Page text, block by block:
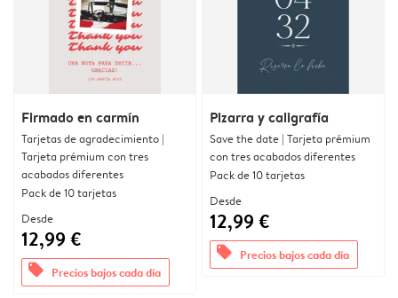
Firmado en carmín
Tarjetas de agradecimiento |
Tarjeta prémium con tres
acabados diferentes
Pack de 10 tarjetas
Desde
12,99 €
offers Precios bajos cada día
Pizarra y caligrafía
Save the date | Tarjeta prémium
con tres acabados diferentes
Pack de 10 tarjetas
Desde
12,99 €
offers Precios bajos cada día